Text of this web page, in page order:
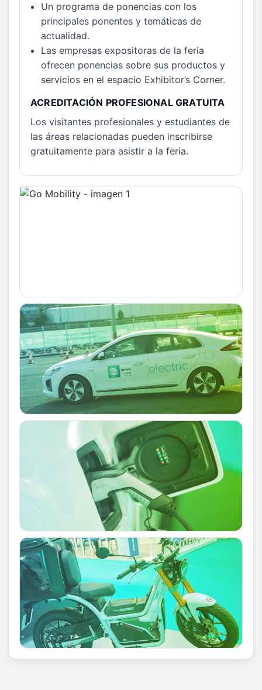
Un programa de ponencias con los
principales ponentes y temáticas de
actualidad.
Las empresas expositoras de la feria
ofrecen ponencias sobre sus productos y
servicios en el espacio Exhibitor’s Corner.
ACREDITACIÓN PROFESIONAL GRATUITA
Los visitantes profesionales y estudiantes de
las áreas relacionadas pueden inscribirse
gratuitamente para asistir a la feria.